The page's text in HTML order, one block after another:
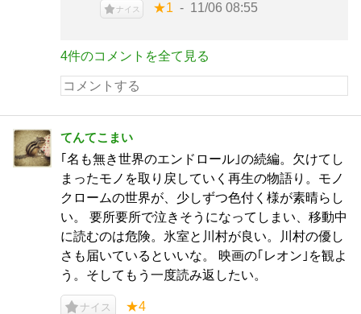
ナイス ★1 11/06 08:55
4件のコメントを全て見る
てんてこまい
｢名も無き世界のエンドロール｣の続編。欠けてし
まったモノを取り戻していく再生の物語り。モノ
クロームの世界が、少しずつ色付く様が素晴らし
い。 要所要所で泣きそうになってしまい、移動中
に読むのは危険。氷室と川村が良い。川村の優し
さも届いているといいな。 映画の｢レオン｣を観よ
う。そしてもう一度読み返したい。
ナイス ★4